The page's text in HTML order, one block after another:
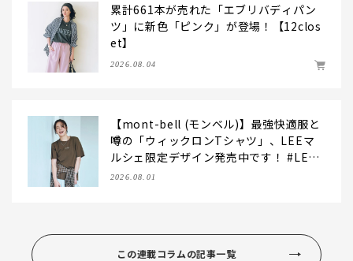
累計661本が売れた「エブリバディパン
ツ」に新色「ピンク」が登場！【12clos
et】
2026.08.04
【mont-bell (モンベル)】最強快適服と
噂の「ウィックロンTシャツ」、LEEマ
ルシェ限定デザイン発売中です！ #LEE
マルシェ
2026.08.01
この連載コラムの記事一覧